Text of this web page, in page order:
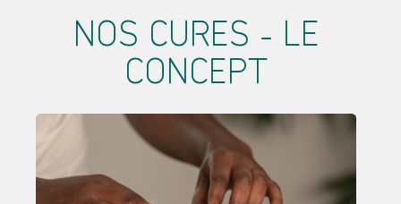
NOS CURES - LE
CONCEPT